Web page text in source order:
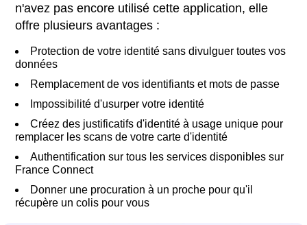
n'avez pas encore utilisé cette application, elle
offre plusieurs avantages :
Protection de votre identité sans divulguer toutes vos
données
Remplacement de vos identifiants et mots de passe
Impossibilité d'usurper votre identité
Créez des justificatifs d'identité à usage unique pour
remplacer les scans de votre carte d'identité
Authentification sur tous les services disponibles sur
France Connect
Donner une procuration à un proche pour qu'il
récupère un colis pour vous